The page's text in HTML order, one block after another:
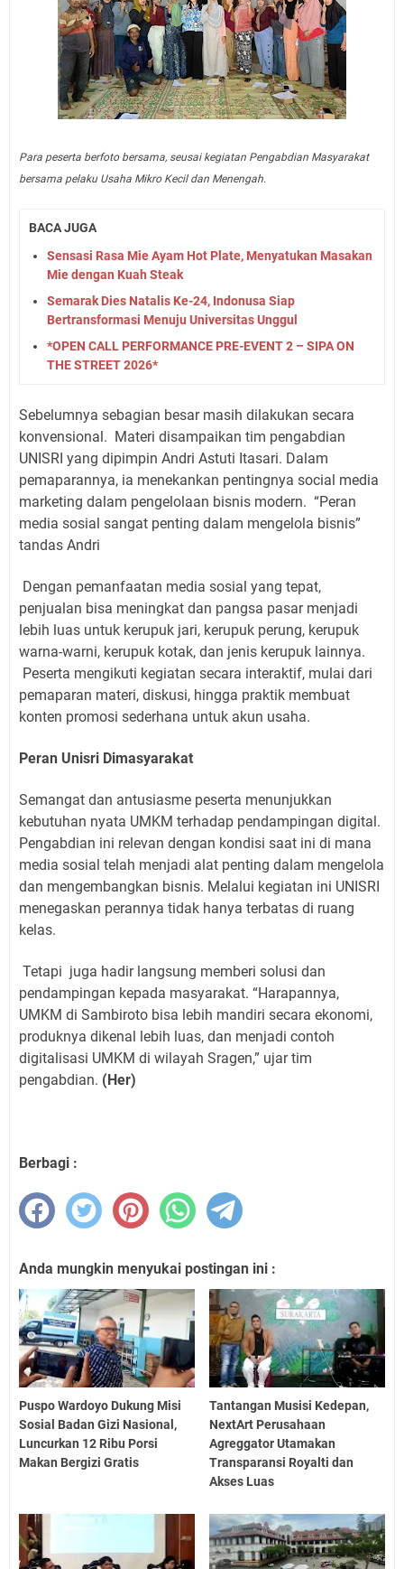
Para peserta berfoto bersama, seusai kegiatan Pengabdian Masyarakat
bersama pelaku Usaha Mikro Kecil dan Menengah.
BACA JUGA
Sensasi Rasa Mie Ayam Hot Plate, Menyatukan Masakan
Mie dengan Kuah Steak
Semarak Dies Natalis Ke-24, Indonusa Siap
Bertransformasi Menuju Universitas Unggul
*OPEN CALL PERFORMANCE PRE-EVENT 2 – SIPA ON
THE STREET 2026*
Sebelumnya sebagian besar masih dilakukan secara
konvensional. Materi disampaikan tim pengabdian
UNISRI yang dipimpin Andri Astuti Itasari. Dalam
pemaparannya, ia menekankan pentingnya social media
marketing dalam pengelolaan bisnis modern. “Peran
media sosial sangat penting dalam mengelola bisnis”
tandas Andri
Dengan pemanfaatan media sosial yang tepat,
penjualan bisa meningkat dan pangsa pasar menjadi
lebih luas untuk kerupuk jari, kerupuk perung, kerupuk
warna-warni, kerupuk kotak, dan jenis kerupuk lainnya.
Peserta mengikuti kegiatan secara interaktif, mulai dari
pemaparan materi, diskusi, hingga praktik membuat
konten promosi sederhana untuk akun usaha.
Peran Unisri Dimasyarakat
Semangat dan antusiasme peserta menunjukkan
kebutuhan nyata UMKM terhadap pendampingan digital.
Pengabdian ini relevan dengan kondisi saat ini di mana
media sosial telah menjadi alat penting dalam mengelola
dan mengembangkan bisnis. Melalui kegiatan ini UNISRI
menegaskan perannya tidak hanya terbatas di ruang
kelas.
Tetapi juga hadir langsung memberi solusi dan
pendampingan kepada masyarakat. “Harapannya,
UMKM di Sambiroto bisa lebih mandiri secara ekonomi,
produknya dikenal lebih luas, dan menjadi contoh
digitalisasi UMKM di wilayah Sragen,” ujar tim
pengabdian. (Her)
Berbagi :
Anda mungkin menyukai postingan ini :
Puspo Wardoyo Dukung Misi
Sosial Badan Gizi Nasional,
Luncurkan 12 Ribu Porsi
Makan Bergizi Gratis
Tantangan Musisi Kedepan,
NextArt Perusahaan
Agreggator Utamakan
Transparansi Royalti dan
Akses Luas